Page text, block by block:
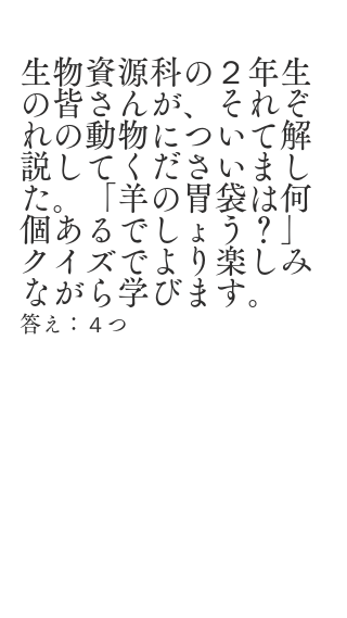
生物資源科の２年生
の皆さんが、それぞ
れの動物について解
説してくださいまし
た。「羊の胃袋は何
個あるでしょう？」
クイズでより楽しみ
ながら学びます。
答え：４つ